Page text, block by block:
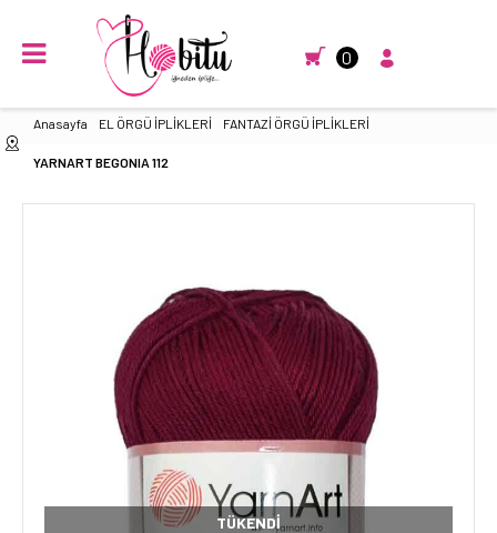
0
Anasayfa EL ÖRGÜ İPLİKLERİ FANTAZİ ÖRGÜ İPLİKLERİ
YARNART BEGONIA 112
TÜKENDI